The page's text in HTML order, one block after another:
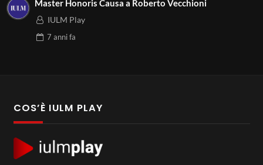
Master Honoris Causa a Roberto Vecchioni
IULM Play
7 annifa
COS’È IULM PLAY